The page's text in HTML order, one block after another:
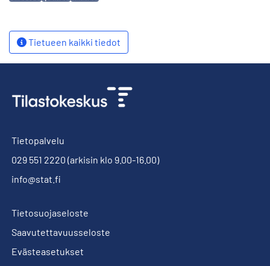
Tietueen kaikki tiedot
Tietopalvelu
029 551 2220 (arkisin klo 9.00-16.00)
info@stat.fi
Tietosuojaseloste
Saavutettavuusseloste
Evästeasetukset